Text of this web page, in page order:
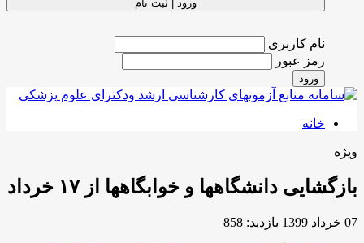
ورود | ثبت نام
نام کاربری
رمز عبور
ورود
خانه
ویژه
بازگشایی دانشگاهها و خوابگاهها از ۱۷ خرداد
07 خرداد 1399 بازدید: 858